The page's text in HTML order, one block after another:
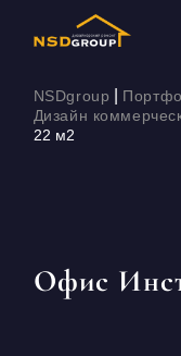
NSDgroup
Дизайн
22 м2
Офис